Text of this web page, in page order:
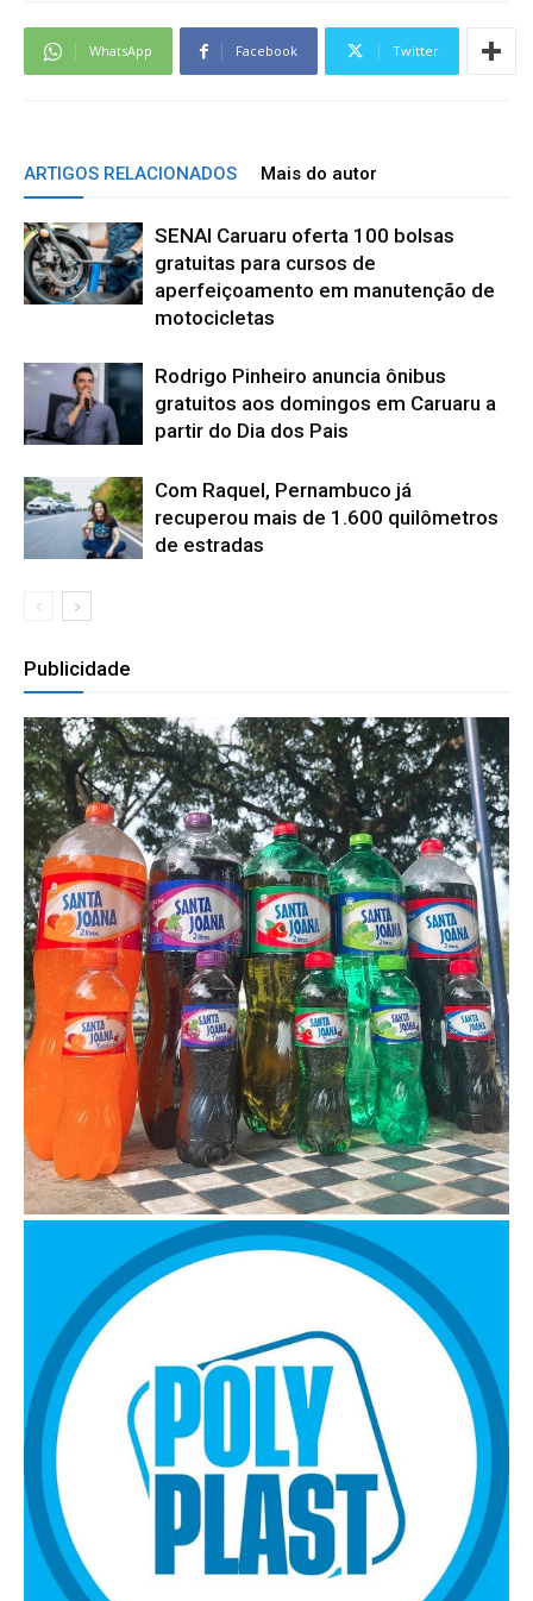
WhatsApp Facebook Twitter
ARTIGOS RELACIONADOS Mais do autor
SENAI Caruaru oferta 100 bolsas
gratuitas para cursos de
aperfeiçoamento em manutenção de
motocicletas
Rodrigo Pinheiro anuncia ônibus
gratuitos aos domingos em Caruaru a
partir do Dia dos Pais
Com Raquel, Pernambuco já
recuperou mais de 1.600 quilômetros
de estradas
Publicidade